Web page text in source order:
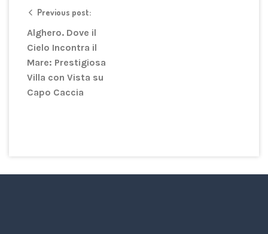
Previous post:
Alghero. Dove il
Cielo Incontra il
Mare: Prestigiosa
Villa con Vista su
Capo Caccia